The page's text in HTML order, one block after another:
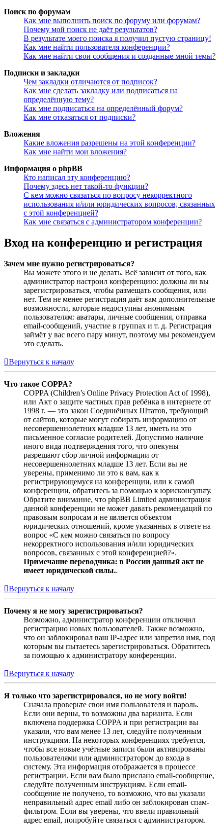
Поиск по форумам
Как мне выполнить поиск по форуму или форумам?
Почему мой поиск не даёт результатов?
В результате моего поиска я получил пустую страницу!
Как мне найти пользователя конференции?
Как мне найти свои сообщения и созданные мной темы?
Подписки и закладки
Чем закладки отличаются от подписок?
Как мне сделать закладку или подписаться на
определённую тему?
Как мне подписаться на определённый форум?
Как мне отказаться от подписки?
Вложения
Какие вложения разрешены на этой конференции?
Как мне найти мои вложения?
Информация о phpBB
Кто написал эту конференцию?
Почему здесь нет такой-то функции?
С кем можно связаться по вопросу некорректного
использования и/или юридических вопросов, связанных
с этой конференцией?
Как мне связаться с администратором конференции?
Вход на конференцию и регистрация
Зачем мне нужно регистрироваться?
Вы можете этого и не делать. Всё зависит от того, как
администратор настроил конференцию: должны ли вы
зарегистрироваться, чтобы размещать сообщения, или
нет. Тем не менее регистрация даёт вам дополнительные
возможности, которые недоступны анонимным
пользователям: аватары, личные сообщения, отправка
email-сообщений, участие в группах и т. д. Регистрация
займёт у вас всего пару минут, поэтому мы рекомендуем
это сделать.
Вернуться к началу
Что такое COPPA?
COPPA (Children’s Online Privacy Protection Act of 1998),
или Акт о защите частных прав ребёнка в интернете от
1998 г. — это закон Соединённых Штатов, требующий
от сайтов, которые могут собирать информацию от
несовершеннолетних младше 13 лет, иметь на это
письменное согласие родителей. Допустимо наличие
иного вида подтверждения того, что опекуны
разрешают сбор личной информации от
несовершеннолетних младше 13 лет. Если вы не
уверены, применимо ли это к вам, как к
регистрирующемуся на конференции, или к самой
конференции, обратитесь за помощью к юрисконсульту.
Обратите внимание, что phpBB Limited администрация
данной конференции не может давать рекомендаций по
правовым вопросам и не является объектом
юридических отношений, кроме указанных в ответе на
вопрос «С кем можно связаться по вопросу
некорректного использования и/или юридических
вопросов, связанных с этой конференцией?».
Примечание переводчика: в России данный акт не
имеет юридической силы..
Вернуться к началу
Почему я не могу зарегистрироваться?
Возможно, администратор конференции отключил
регистрацию новых пользователей. Также возможно,
что он заблокировал ваш IP-адрес или запретил имя, под
которым вы пытаетесь зарегистрироваться. Обратитесь
за помощью к администратору конференции.
Вернуться к началу
Я только что зарегистрировался, но не могу войти!
Сначала проверьте свои имя пользователя и пароль.
Если они верны, то возможны два варианта. Если
включена поддержка COPPA и при регистрации вы
указали, что вам менее 13 лет, следуйте полученным
инструкциям. На некоторых конференциях требуется,
чтобы все новые учётные записи были активированы
пользователями или администратором до входа в
систему. Эта информация отображается в процессе
регистрации. Если вам было прислано email-сообщение,
следуйте полученным инструкциям. Если email-
сообщение не получено, то возможно, что вы указали
неправильный адрес email либо он заблокирован спам-
фильтром. Если вы уверены, что ввели правильный
адрес email, попробуйте связаться с администратором.